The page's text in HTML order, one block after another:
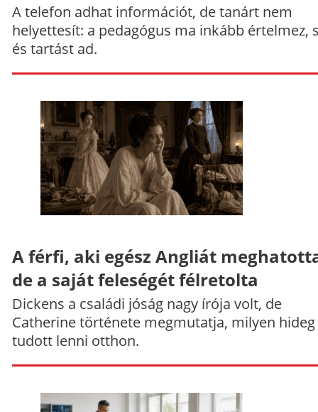
A telefon adhat információt, de tanárt nem
helyettesít: a pedagógus ma inkább értelmez,
és tartást ad.
A férfi, aki egész Angliát
de a saját feleségét félretolta
Dickens a családi jóság nagy írója volt, de
Catherine története megmutatja, milyen hideg
tudott lenni otthon.